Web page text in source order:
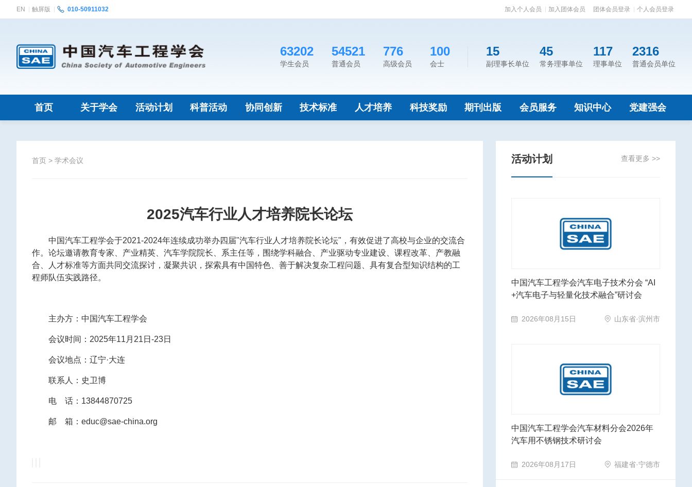
EN 触屏版 010-50911032 团体会员登录 个人会员登录
加入个人会员 加入团体会员
63202
学生会员
54521
普通会员
776
高级会员
100
会士
15
副理事长单位
45
常务理事单位
117
理事单位
2316
普通会员单位
首页 关于学会 活动计划 科普活动 协同创新 技术标准 人才培养 科技奖励 期刊出版 会员服务 知识中心 党建强会
首页 > 学术会议
2025汽车行业人才培养院长论坛
中国汽车工程学会于2021-2024年连续成功举办四届"汽车行业人才培养院长论坛"，有效促进了高校与企业的交流合
作。论坛邀请教育专家、产业精英、汽车学院院长、系主任等，围绕学科融合、产业驱动专业建设、课程改革、产教融
合、人才标准等方面共同交流探讨，凝聚共识，探索具有中国特色、善于解决复杂工程问题、具有复合型知识结构的工
程师队伍实践路径。
主办方：中国汽车工程学会
会议时间：2025年11月21日-23日
会议地点：辽宁·大连
联系人：史卫博
电 话：13844870725
邮 箱：educ@sae-china.org
活动计划 查看更多 >>
中国汽车工程学会汽车电子技术分会 “AI
+汽车电子与轻量化技术融合”研讨会
2026年08月15日 山东省·滨州市
中国汽车工程学会汽车材料分会2026年
汽车用不锈钢技术研讨会
2026年08月17日 福建省·宁德市